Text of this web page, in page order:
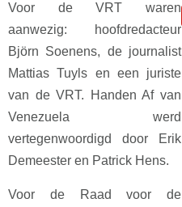
Voor de VRT waren
aanwezig: hoofdredacteur
Björn Soenens, de journalist
Mattias Tuyls en een juriste
van de VRT. Handen Af van
Venezuela werd
vertegenwoordigd door Erik
Demeester en Patrick Hens.
Voor de Raad voor de